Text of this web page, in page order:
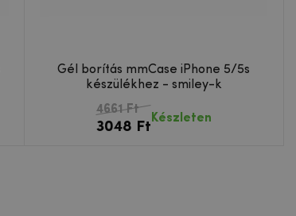
Gél borítás mmCase iPhone 5/5s
készülékhez - smiley-k
4661 Ft
3048 Ft
Készleten